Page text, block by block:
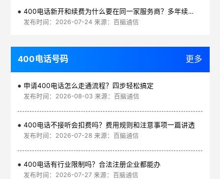
400电话新开和续费为什么要在同一家服务商？多年续费更划算
发布时间：2026-07-24 来源：百脑通信
400电话号码 更多
申请400电话怎么走通流程？四步轻松搞定
发布时间：2026-08-03 来源：百脑通信
400电话不接听会扣费吗？费用规则和注意事项一篇讲透
发布时间：2026-07-28 来源：百脑通信
400电话有行业限制吗？合法注册企业都能办
发布时间：2026-07-27 来源：百脑通信